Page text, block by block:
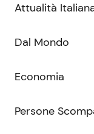
Attualità
Dal Mondo
Economia
Persone